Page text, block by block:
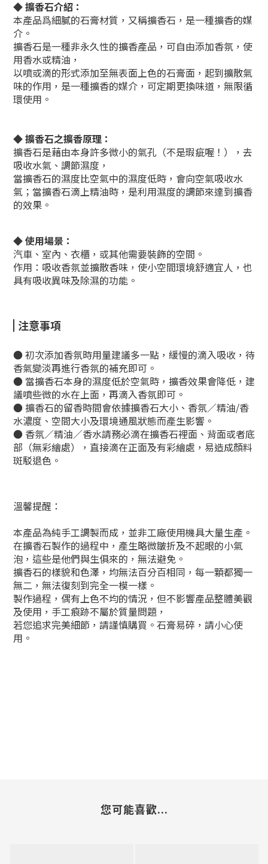
◆擴香石介紹：
本產品爲細膩的石膏材質，又稱擴香石，是一種擴香的媒
介。
擴香石是一種非永久性的擴香產品，可自由添加香氛，使
用香水或精油，
以噴或滴的形式添加至無表面上色的石膏面，起到擴散氣
味的作用，是一種擴香的媒介，可定期更換味道，無限循
環使用。
◆擴香石之擴香原理：
擴香石是藉由本身許多微小的氣孔（不是瑕疵喔！），去
吸收水氣、調節濕度，
當擴香石的濕度比空氣中的濕度低時，會向空氣吸收水
氣；當擴香石滴上精油時，是利用濕度的調節來達到擴香
的效果。
◆使用場景：
汽車、室內、衣櫃，或其他需要裝飾的空間。
作用：吸收香氛並擴散香味，使小空間環境舒適宜人，也
具有吸收異味及除濕的功能。
注意事項
● 初次添加香氛時用量建議多一點，緩慢的滴入吸收，待
香氣變淡再進行香氛的補充即可。
● 當擴香石本身的濕度低於空氣時，擴香效果會降低，建
議噴些微的水在上面，再滴入香氛即可。
● 擴香石的留香時間會依據擴香石大小、香氛／精油/香
水濃度、空間大小及環境通風狀態而產生影響。
● 香氛／精油／香水請務必滴在擴香石裡面、背面或者底
部（無彩繪處），直接滴在正面及有彩繪處，易造成顏料
斑駁退色。
溫馨提醒：
本產品為純手工調製而成，並非工廠使用機具大量生產。
在擴香石製作的過程中，產生略微皺折及不起眼的小氣
泡，這些是他們與生俱來的，無法避免。
擴香石的樣貌和色澤，均無法百分百相同，每一顆都獨一
無二，無法復刻到完全一模一樣。
製作過程，偶有上色不均的情況，但不影響產品整體美觀
及使用，手工痕跡不屬於質量問題，
若您追求完美細節，請謹慎購買。石膏易碎，請小心使
用。
您可能喜歡...